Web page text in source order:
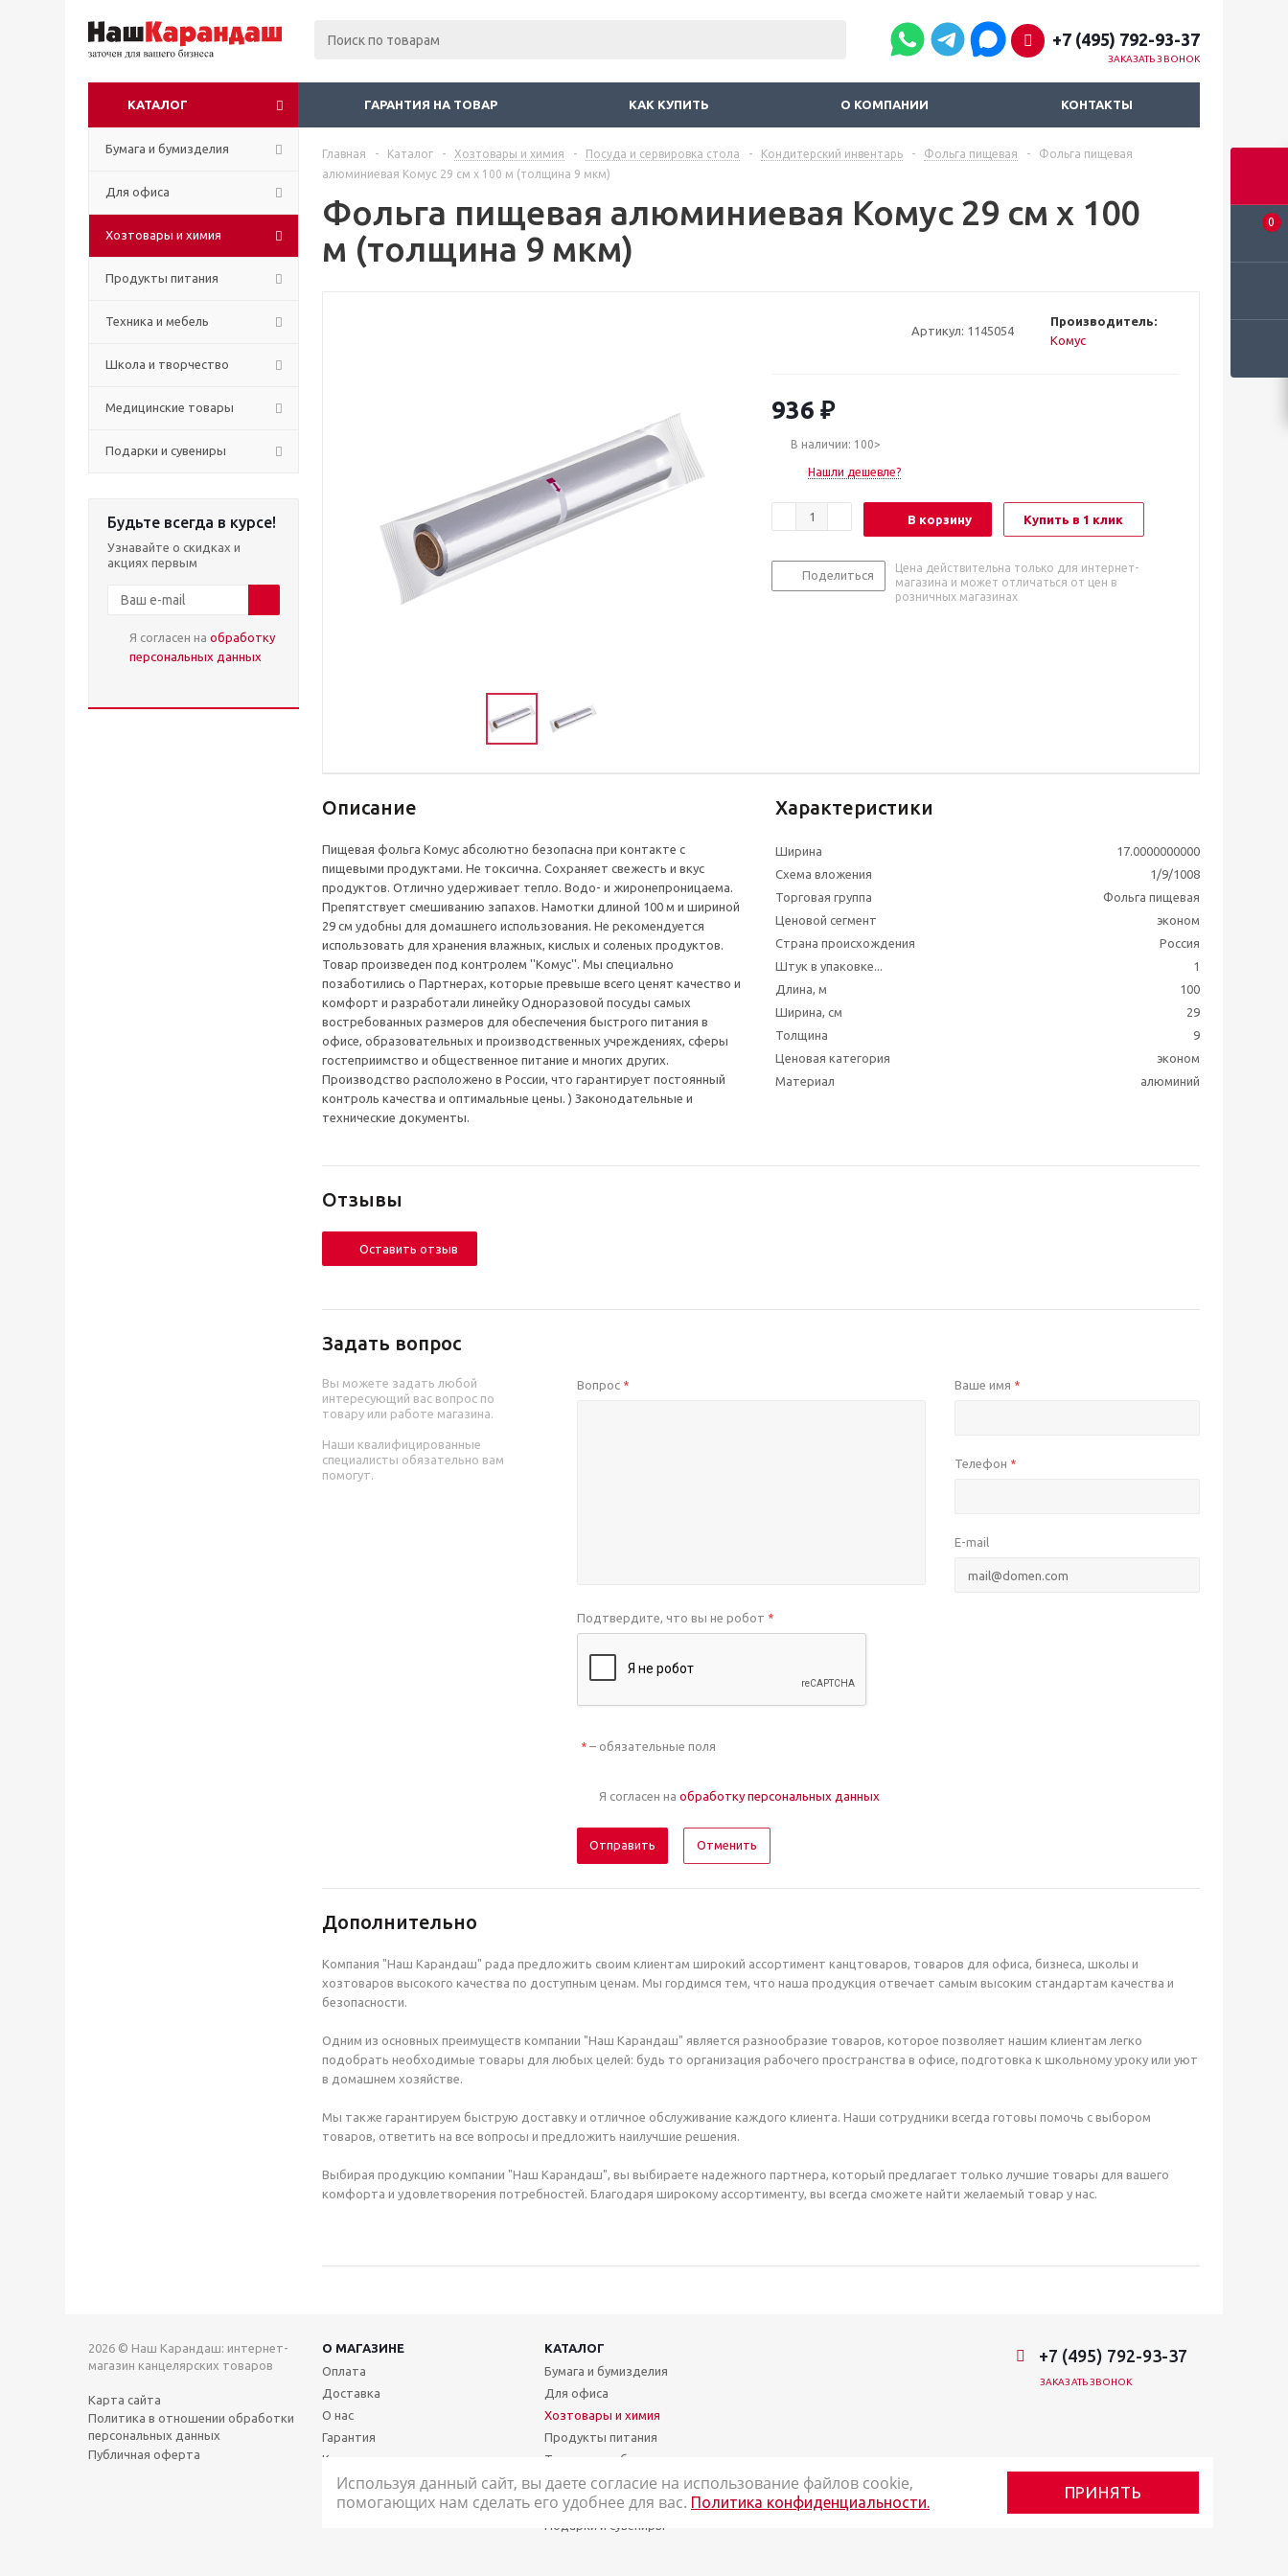
0
+7 (495) 792-93-37
ЗАКАЗАТЬ ЗВОНОК
КАТАЛОГ ГАРАНТИЯ НА ТОВАР КАК КУПИТЬ О КОМПАНИИ КОНТАКТЫ
Бумага и бумизделия
Для офиса
Хозтовары и химия
Продукты питания
Техника и мебель
Школа и творчество
Медицинские товары
Подарки и сувениры
Будьте всегда в курсе!
Узнавайте о скидках и
акциях первым
Я согласен на обработку
персональных данных
Главная - Каталог - Хозтовары и химия - Посуда и сервировка стола - Кондитерский инвентарь - Фольга пищевая -
Фольга пищевая
алюминиевая Комус 29 см x 100 м (толщина 9 мкм)
Фольга пищевая алюминиевая Комус 29 см x 100
м (толщина 9 мкм)
Артикул: 1145054
Производитель:
Комус
936 ₽
В наличии: 100>
Нашли дешевле?
В корзину Купить в 1 клик
Поделиться
Цена действительна только для интернет-
магазина и может отличаться от цен в
розничных магазинах
Описание
Пищевая фольга Комус абсолютно безопасна при контакте с
пищевыми продуктами. Не токсична. Сохраняет свежесть и вкус
продуктов. Отлично удерживает тепло. Водо- и жиронепроницаема.
Препятствует смешиванию запахов. Намотки длиной 100 м и шириной
29 см удобны для домашнего использования. Не рекомендуется
использовать для хранения влажных, кислых и соленых продуктов.
Товар произведен под контролем ''Комус''. Мы специально
позаботились о Партнерах, которые превыше всего ценят качество и
комфорт и разработали линейку Одноразовой посуды самых
востребованных размеров для обеспечения быстрого питания в
офисе, образовательных и производственных учреждениях, сферы
гостеприимство и общественное питание и многих других.
Производство расположено в России, что гарантирует постоянный
контроль качества и оптимальные цены. ) Законодательные и
технические документы.
Характеристики
Ширина
17.0000000000
Схема вложения
1/9/1008
Торговая группа
Фольга пищевая
Ценовой сегмент
эконом
Страна происхождения
Россия
Штук в упаковке...
1
Длина, м
100
Ширина, см
29
Толщина
9
Ценовая категория
эконом
Материал
алюминий
Отзывы
Оставить отзыв
Задать вопрос
Вы можете задать любой
интересующий вас вопрос по
товару или работе магазина.
Наши квалифицированные
специалисты обязательно вам
помогут.
Вопрос * Ваше имя *
Телефон *
E-mail
Подтвердите, что вы не робот *
*– обязательные поля
Я согласен на обработку персональных данных
Отменить
Дополнительно
Компания "Наш Карандаш" рада предложить своим клиентам широкий ассортимент канцтоваров, товаров для офиса, бизнеса, школы и
хозтоваров высокого качества по доступным ценам. Мы гордимся тем, что наша продукция отвечает самым высоким стандартам качества и
безопасности.
Одним из основных преимуществ компании "Наш Карандаш" является разнообразие товаров, которое позволяет нашим клиентам легко
подобрать необходимые товары для любых целей: будь то организация рабочего пространства в офисе, подготовка к школьному уроку или уют
в домашнем хозяйстве.
Мы также гарантируем быструю доставку и отличное обслуживание каждого клиента. Наши сотрудники всегда готовы помочь с выбором
товаров, ответить на все вопросы и предложить наилучшие решения.
Выбирая продукцию компании "Наш Карандаш", вы выбираете надежного партнера, который предлагает только лучшие товары для вашего
комфорта и удовлетворения потребностей. Благодаря широкому ассортименту, вы всегда сможете найти желаемый товар у нас.
2026 © Наш Карандаш: интернет-
магазин канцелярских товаров
Карта сайта
Политика в отношении обработки
персональных данных
Публичная оферта
О МАГАЗИНЕ
КАТАЛОГ
Оплата
Доставка
О нас
Гарантия
Контакты
Бумага и бумизделия
Для офиса
Хозтовары и химия
Продукты питания
Техника и мебель
Школа и творчество
Медицинские товары
Подарки и сувениры
+7 (495) 792-93-37
ЗАКАЗАТЬ ЗВОНОК
Используя данный сайт, вы даете согласие на использование файлов cookie,
помогающих нам сделать его удобнее для вас. Политика конфиденциальности.
ПРИНЯТЬ